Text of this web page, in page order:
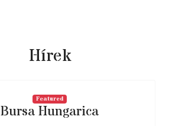
Hírek
Featured
Bursa Hungarica